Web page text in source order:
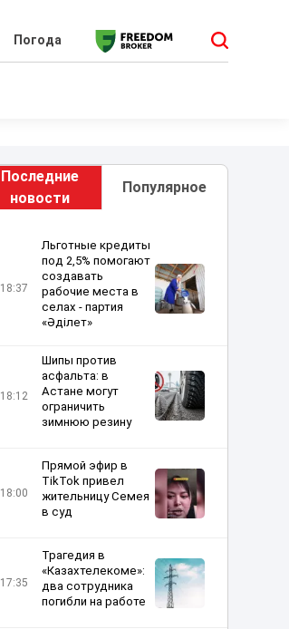
Погода
Последние
новости
Популярное
18:37
Льготные кредиты
под 2,5% помогают
создавать
рабочие места в
селах - партия
«Әділет»
18:12
Шипы против
асфальта: в
Астане могут
ограничить
зимнюю резину
18:00
Прямой эфир в
TikTok привел
жительницу Семея
в суд
17:35
Трагедия в
«Казахтелекоме»:
два сотрудника
погибли на работе